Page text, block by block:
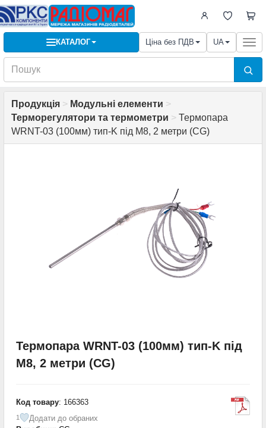
КАТАЛОГ Ціна без ПДВ UA
Продукція > Модульні елементи >
Терморегулятори та термометри > Термопара
WRNT-03 (100мм) тип-K під M8, 2 метри (CG)
Термопара WRNT-03 (100мм) тип-K під
M8, 2 метри (CG)
Код товару: 166363
1
Додати до обраних